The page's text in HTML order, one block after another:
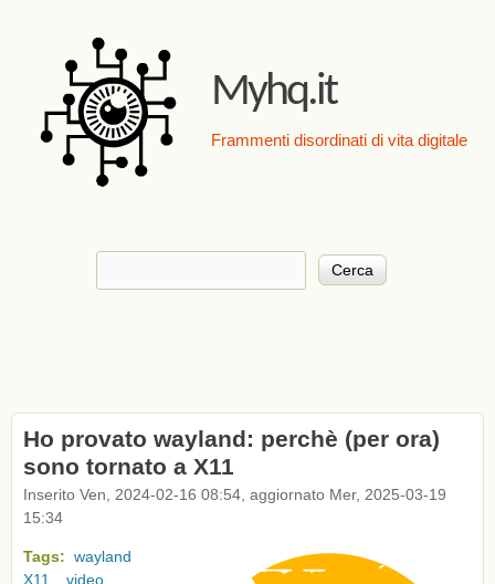
Myhq.it
Frammenti disordinati di vita digitale
Form di ricerca
Ho provato wayland: perchè (per ora)
sono tornato a X11
Inserito Ven, 2024-02-16 08:54, aggiornato Mer, 2025-03-19
15:34
Tags: wayland
X11
video